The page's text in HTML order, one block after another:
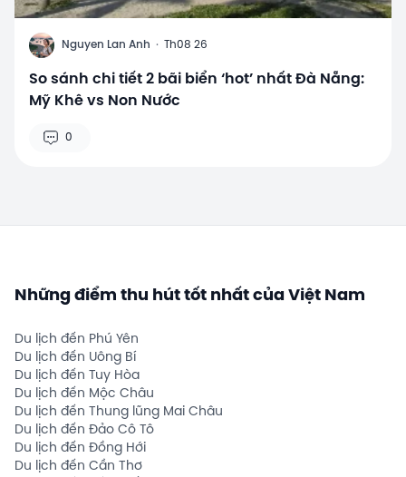
N Nguyen Lan Anh · Th08 26
So sánh chi tiết 2 bãi biển ‘hot’ nhất Đà Nẵng:
Mỹ Khê vs Non Nước
0
Những điểm thu hút tốt nhất của Việt Nam
Du lịch đến Phú Yên
Du lịch đến Uông Bí
Du lịch đến Tuy Hòa
Du lịch đến Mộc Châu
Du lịch đến Thung lũng Mai Châu
Du lịch đến Đảo Cô Tô
Du lịch đến Đồng Hới
Du lịch đến Cần Thơ